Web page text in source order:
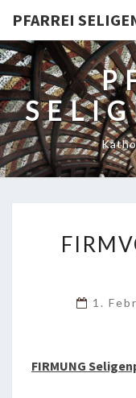
PFARREI
1.
FIRMUNG